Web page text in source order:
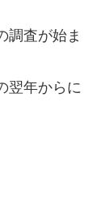
調査が始ま
翌年からに